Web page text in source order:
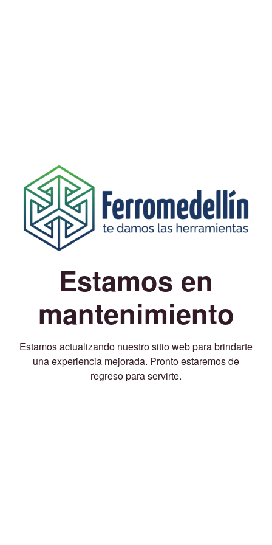
Estamos en
mantenimiento
Estamos actualizando nuestro sitio web para brindarte
una experiencia mejorada. Pronto estaremos de
regreso para servirte.